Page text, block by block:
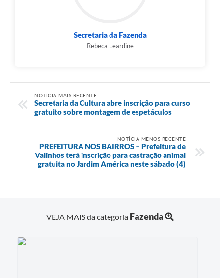
Secretaria da Fazenda
Rebeca Leardine
NOTÍCIA MAIS RECENTE
Secretaria da Cultura abre inscrição para curso
gratuito sobre montagem de espetáculos
NOTÍCIA MENOS RECENTE
PREFEITURA NOS BAIRROS – Prefeitura de
Valinhos terá inscrição para castração animal
gratuita no Jardim América neste sábado (4)
VEJA MAIS da categoria Fazenda